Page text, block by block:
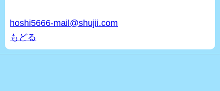
hoshi5666-mail@shujii.com
もどる